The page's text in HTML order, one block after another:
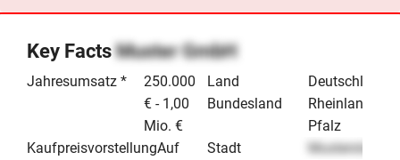
Key FactsMuster GmbH
Jahresumsatz *
250.000
€ - 1,00
Mio. €
KaufpreisvorstellungAuf
Land
Deutschland
Bundesland
Rheinland-
Pfalz
Stadt
Musterstadt